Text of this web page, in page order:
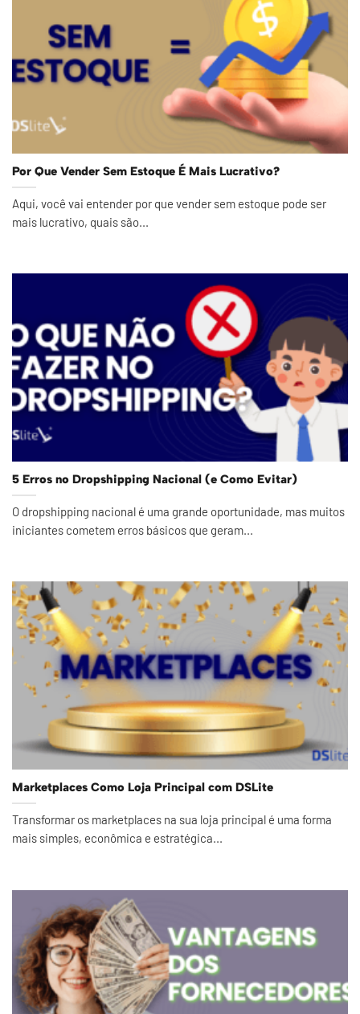
Por Que Vender Sem Estoque É Mais Lucrativo?
Aqui, você vai entender por que vender sem estoque pode ser
mais lucrativo, quais são...
5 Erros no Dropshipping Nacional (e Como Evitar)
O dropshipping nacional é uma grande oportunidade, mas muitos
iniciantes cometem erros básicos que geram...
Marketplaces Como Loja Principal com DSLite
Transformar os marketplaces na sua loja principal é uma forma
mais simples, econômica e estratégica...